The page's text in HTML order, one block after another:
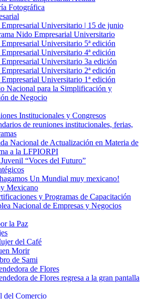
Fotográfica
Universitario | 15 de junio
Nido Empresarial Universitario
Universitario 5ª edición
Universitario 4ª edición
Universitario 3a edición
Universitario 2ª edición
Universitario 1ª edición
Nacional para la Simplificación y
de Negocio
Institucionales y Congresos
de reuniones institucionales, ferias,
Nacional de Actualización en Materia de
a la LFPIORPI
“Voces del Futuro”
Un Mundial muy mexicano!
Mexicano
y Programas de Capacitación
Nacional de Empresas y Negocios
la Paz
del Café
Morir
de Sami
de Flores
de Flores regresa a la gran pantalla
del Comercio